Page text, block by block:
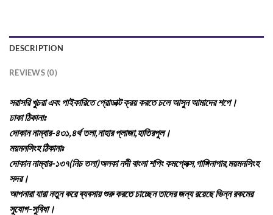
DESCRIPTION
REVIEWS (0)
সরাসরি খুচরা এবং পাইকারিতে প্রোডাক্ট ক্রয় করতে চলে আসুন আমাদের শপে।
ঢাকা ঠিকানাঃ
দোকান নাম্বার-৪৩১,৪র্থ তলা,নাহার প্লাজা,হাতিরপুল।
ময়মনসিংহ ঠিকানাঃ
দোকান নাম্বার-১৩৭(নিচ তলা)অলকা নদী বাংলা শপিং কমপ্লেক্স,গাঙ্গিনাপার,ময়মনসিংহ
সদর।
আপনারা যারা নতুন করে ব্যবসায় শুরু করতে চাচ্ছেন তাদের জন্য রয়েছে ভিন্ন রকমের
সুযোগ-সুবিধা।